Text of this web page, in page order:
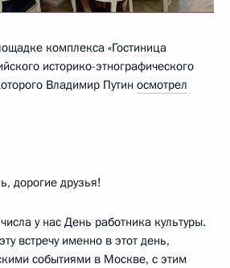
комплекса «Гостиница
историко-этнографического
Владимир Путин осмотрел
дорогие друзья!
у нас День работника культуры.
встречу именно в этот день,
событиями в Москве, с этим